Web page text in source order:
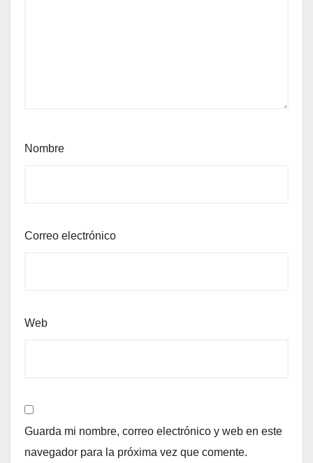
Nombre
Correo electrónico
Web
Guarda mi nombre, correo electrónico y web en este
navegador para la próxima vez que comente.